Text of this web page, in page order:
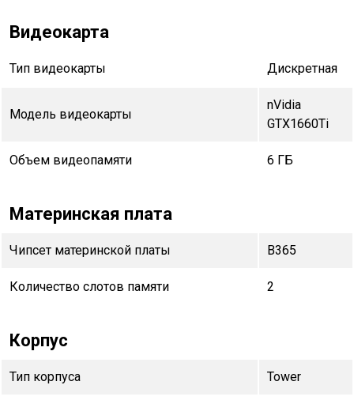
Видеокарта
Тип видеокарты Дискретная
Модель видеокарты
nVidia
GTX1660Ti
Объем видеопамяти 6 ГБ
Материнская плата
Чипсет материнской платы B365
Количество слотов памяти 2
Корпус
Тип корпуса Tower